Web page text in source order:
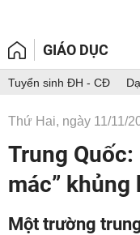
GIÁO DỤC
Tuyển sinh ĐH - CĐ
Thứ Hai, ngày 11/11/
Trung
mác” khủng
Một trường